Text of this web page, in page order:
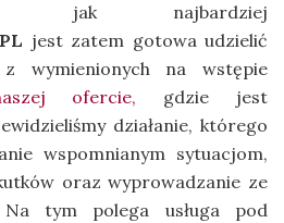
jak najbardziej
jest zatem gotowa udzielić
wymienionych na wstępie
ofercie, gdzie jest
działanie, którego
wspomnianym sytuacjom,
oraz wyprowadzanie ze
Na tym polega usługa pod